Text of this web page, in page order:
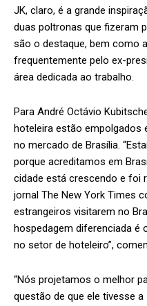
JK, claro, é a grande
duas poltronas que fizeram
são o destaque, bem como
frequentemente pelo ex-
área dedicada ao trabalho.
Para André Octávio
hoteleira estão empolgados
no mercado de Brasília.
porque acreditamos em
cidade está crescendo e foi
jornal The New York Times
estrangeiros visitarem no
hospedagem diferenciada é
no setor de hoteleiro”,
“Nós projetamos o melhor
questão de que ele tivesse